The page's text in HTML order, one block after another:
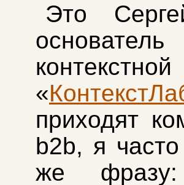
Это
«
приходят
b2b, я
же